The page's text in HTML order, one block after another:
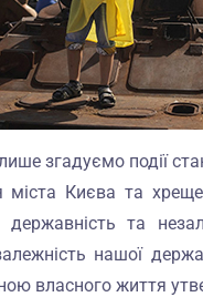
згадуємо події
міста Києва та
та
нашої
власного життя